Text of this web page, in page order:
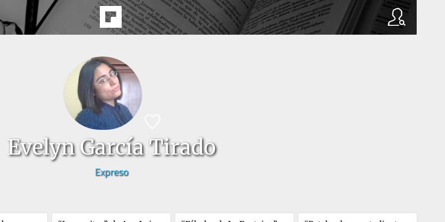
Evelyn García Tirado
Expreso